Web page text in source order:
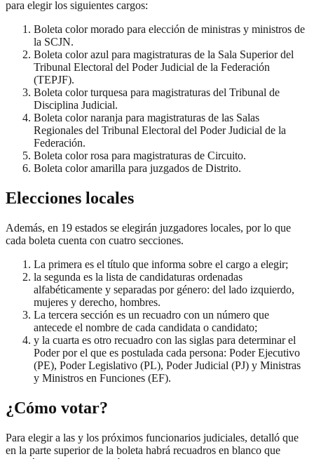
para elegir los siguientes cargos:
Boleta color morado para elección de ministras y ministros de
la SCJN.
Boleta color azul para magistraturas de la Sala Superior del
Tribunal Electoral del Poder Judicial de la Federación
(TEPJF).
Boleta color turquesa para magistraturas del Tribunal de
Disciplina Judicial.
Boleta color naranja para magistraturas de las Salas
Regionales del Tribunal Electoral del Poder Judicial de la
Federación.
Boleta color rosa para magistraturas de Circuito.
Boleta color amarilla para juzgados de Distrito.
Elecciones locales
Además, en 19 estados se elegirán juzgadores locales, por lo que
cada boleta cuenta con cuatro secciones.
La primera es el título que informa sobre el cargo a elegir;
la segunda es la lista de candidaturas ordenadas
alfabéticamente y separadas por género: del lado izquierdo,
mujeres y derecho, hombres.
La tercera sección es un recuadro con un número que
antecede el nombre de cada candidata o candidato;
y la cuarta es otro recuadro con las siglas para determinar el
Poder por el que es postulada cada persona: Poder Ejecutivo
(PE), Poder Legislativo (PL), Poder Judicial (PJ) y Ministras
y Ministros en Funciones (EF).
¿Cómo votar?
Para elegir a las y los próximos funcionarios judiciales, detalló que
en la parte superior de la boleta habrá recuadros en blanco que